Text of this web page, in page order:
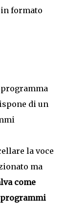
in formato
di un
la voce
ma
come